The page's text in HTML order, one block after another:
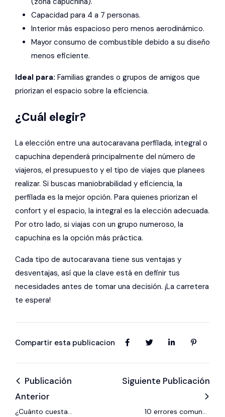
Capacidad para 4 a 7 personas.
Interior más espacioso pero menos aerodinámico.
Mayor consumo de combustible debido a su diseño
menos eficiente.
Ideal para: Familias grandes o grupos de amigos que
priorizan el espacio sobre la eficiencia.
¿Cuál elegir?
La elección entre una autocaravana perfilada, integral o
capuchina dependerá principalmente del número de
viajeros, el presupuesto y el tipo de viajes que planees
realizar. Si buscas maniobrabilidad y eficiencia, la
perfilada es la mejor opción. Para quienes priorizan el
confort y el espacio, la integral es la elección adecuada.
Por otro lado, si viajas con un grupo numeroso, la
capuchina es la opción más práctica.
Cada tipo de autocaravana tiene sus ventajas y
desventajas, así que la clave está en definir tus
necesidades antes de tomar una decisión. ¡La carretera
te espera!
Compartir esta publicacion
Publicación
Anterior
¿Cuánto cuesta
Siguiente Publicación
10 errores comunes